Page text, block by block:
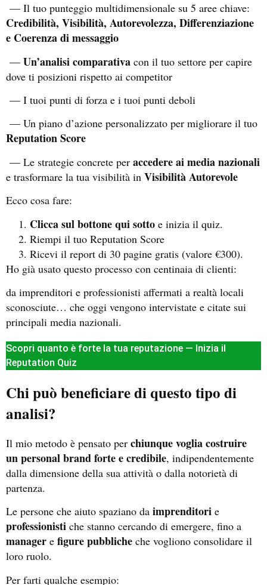
— Il tuo punteggio multidimensionale su 5 aree chiave:
Credibilità, Visibilità, Autorevolezza, Differenziazione
e Coerenza di messaggio
— Un’analisi comparativa con il tuo settore per capire
dove ti posizioni rispetto ai competitor
— I tuoi punti di forza e i tuoi punti deboli
— Un piano d’azione personalizzato per migliorare il tuo
Reputation Score
— Le strategie concrete per accedere ai media nazionali
e trasformare la tua visibilità in Visibilità Autorevole
Ecco cosa fare:
Clicca sul bottone qui sotto e inizia il quiz.
Riempi il tuo Reputation Score
Ricevi il report di 30 pagine gratis (valore €300).
Ho già usato questo processo con centinaia di clienti:
da imprenditori e professionisti affermati a realtà locali
sconosciute… che oggi vengono intervistate e citate sui
principali media nazionali.
Scopri quanto è forte la tua reputazione — Inizia il
Reputation Quiz
Chi può beneficiare di questo tipo di
analisi?
Il mio metodo è pensato per chiunque voglia costruire
un personal brand forte e credibile, indipendentemente
dalla dimensione della sua attività o dalla notorietà di
partenza.
Le persone che aiuto spaziano da imprenditori e
professionisti che stanno cercando di emergere, fino a
manager e figure pubbliche che vogliono consolidare il
loro ruolo.
Per farti qualche esempio: